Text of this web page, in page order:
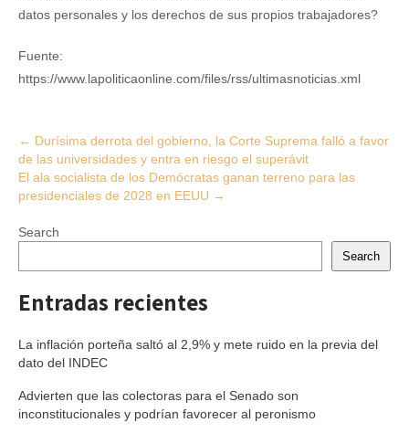
datos personales y los derechos de sus propios trabajadores?
Fuente:
https://www.lapoliticaonline.com/files/rss/ultimasnoticias.xml
Post
navigation
← Durísima derrota del gobierno, la Corte Suprema falló a favor
de las universidades y entra en riesgo el superávit
El ala socialista de los Demócratas ganan terreno para las
presidenciales de 2028 en EEUU →
Search
Search
Entradas recientes
La inflación porteña saltó al 2,9% y mete ruido en la previa del
dato del INDEC
Advierten que las colectoras para el Senado son
inconstitucionales y podrían favorecer al peronismo